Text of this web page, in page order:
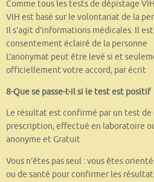
Comme tous les tests de dépistage
VIH est basé sur le volontariat de la
Il s’agit d’informations médicales. Il
consentement éclairé de la personne
L’anonymat peut être levé si et
officiellement votre accord, par écrit
8-Que se passe-t-il si le test est positif
Le résultat est confirmé par un test de
prescription, effectué en laboratoire
anonyme et Gratuit
Vous n’êtes pas seul : vous êtes
ou de santé pour confirmer les